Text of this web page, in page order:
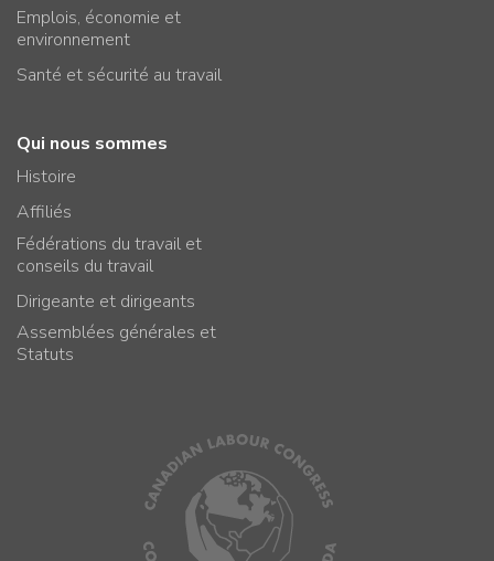
Emplois, économie et
environnement
Santé et sécurité au travail
Qui nous sommes
Histoire
Affiliés
Fédérations du travail et
conseils du travail
Dirigeante et dirigeants
Assemblées générales et
Statuts